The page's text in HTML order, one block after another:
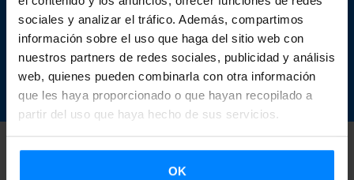
sociales y analizar el tráfico. Además, compartimos
información sobre el uso que haga del sitio web con
nuestros partners de redes sociales, publicidad y análisis
web, quienes pueden combinarla con otra información
que les haya proporcionado o que hayan recopilado a
partir del uso que haya hecho de sus servicios.
OK
libro.
DESCARGAR